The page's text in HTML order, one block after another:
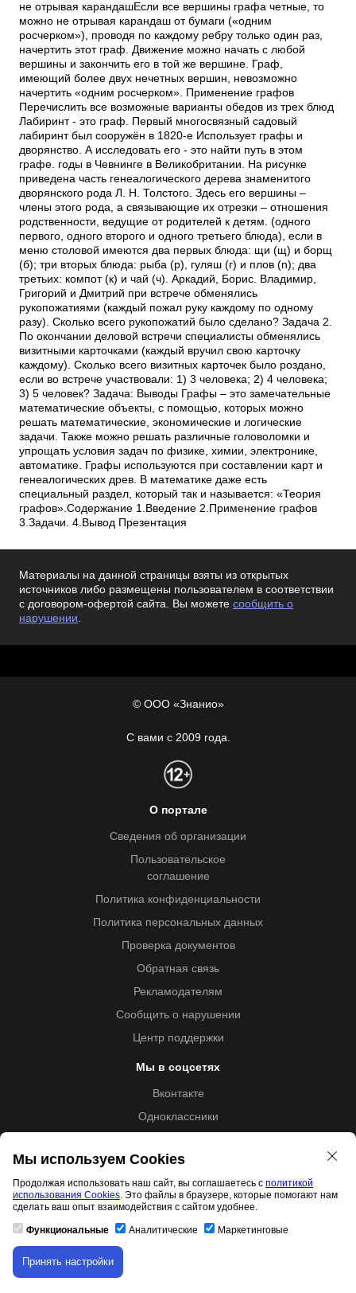
не отрывая карандашЕсли все вершины графа четные, то
можно не отрывая карандаш от бумаги («одним
росчерком»), проводя по каждому ребру только один раз,
начертить этот граф. Движение можно начать с любой
вершины и закончить его в той же вершине. Граф,
имеющий более двух нечетных вершин, невозможно
начертить «одним росчерком». Применение графов
Перечислить все возможные варианты обедов из трех блюд
Лабиринт - это граф. Первый многосвязный садовый
лабиринт был сооружён в 1820-е Использует графы и
дворянство. А исследовать его - это найти путь в этом
графе. годы в Чевнинге в Великобритании. На рисунке
приведена часть генеалогического дерева знаменитого
дворянского рода Л. Н. Толстого. Здесь его вершины –
члены этого рода, а связывающие их отрезки – отношения
родственности, ведущие от родителей к детям. (одного
первого, одного второго и одного третьего блюда), если в
меню столовой имеются два первых блюда: щи (щ) и борщ
(б); три вторых блюда: рыба (р), гуляш (г) и плов (n); два
третьих: компот (к) и чай (ч). Аркадий, Борис. Владимир,
Григорий и Дмитрий при встрече обменялись
рукопожатиями (каждый пожал руку каждому по одному
разу). Сколько всего рукопожатий было сделано? Задача 2.
По окончании деловой встречи специалисты обменялись
визитными карточками (каждый вручил свою карточку
каждому). Сколько всего визитных карточек было роздано,
если во встрече участвовали: 1) 3 человека; 2) 4 человека;
3) 5 человек? Задача: Выводы Графы – это замечательные
математические объекты, с помощью, которых можно
решать математические, экономические и логические
задачи. Также можно решать различные головоломки и
упрощать условия задач по физике, химии, электронике,
автоматике. Графы используются при составлении карт и
генеалогических древ. В математике даже есть
специальный раздел, который так и называется: «Теория
графов».Содержание 1.Введение 2.Применение графов
3.Задачи. 4.Вывод Презентация
Материалы на данной страницы взяты из открытых
источников либо размещены пользователем в соответствии
с договором-офертой сайта. Вы можете сообщить о
нарушении.
Скачивание материала доступно только для
авторизованных пользователей.
© ООО «Знанио»
С вами с 2009 года.
О портале
Сведения об организации
Пользовательское
соглашение
Политика конфиденциальности
Политика персональных данных
Проверка документов
Обратная связь
Рекламодателям
Сообщить о нарушении
Центр поддержки
Мы в соцсетях
Вконтакте
Одноклассники
Образовательная лицензия №5257 от 09.09.2020 (Л035-
01253-67/00192487)
Свидетельство правообладателя товарного знака 11.01.2017
Мы используем Cookies
Продолжая использовать наш сайт, вы соглашаетесь с политикой
использования Cookies. Это файлы в браузере, которые помогают нам
сделать ваш опыт взаимодействия с сайтом удобнее.
Функциональные Аналитические Маркетинговые
Принять настройки